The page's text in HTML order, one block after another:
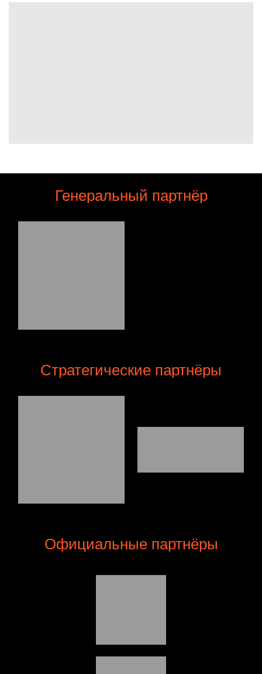
Генеральный партнёр
Стратегические партнёры
Официальные партнёры